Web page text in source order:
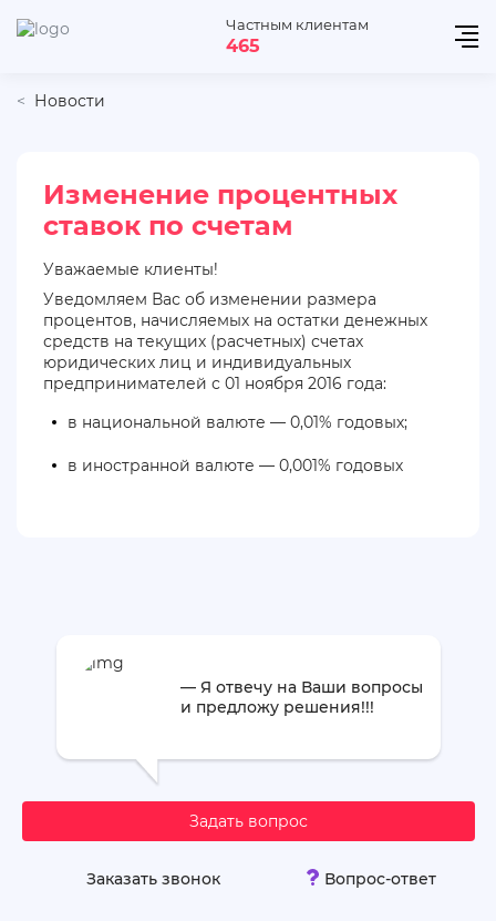
Частным клиентам
465
Новости
Изменение процентных
ставок по счетам
Уважаемые клиенты!
Уведомляем Вас об изменении размера
процентов, начисляемых на остатки денежных
средств на текущих (расчетных) счетах
юридических лиц и индивидуальных
предпринимателей с 01 ноября 2016 года:
в национальной валюте — 0,01% годовых;
в иностранной валюте — 0,001% годовых
— Я отвечу на Ваши вопросы
и предложу решения!!!
Задать вопрос
Заказать звонок Вопрос-ответ